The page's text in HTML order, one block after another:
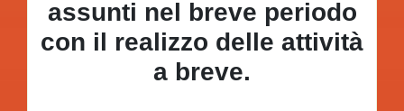
assunti nel breve periodo
con il realizzo delle attività
a breve.